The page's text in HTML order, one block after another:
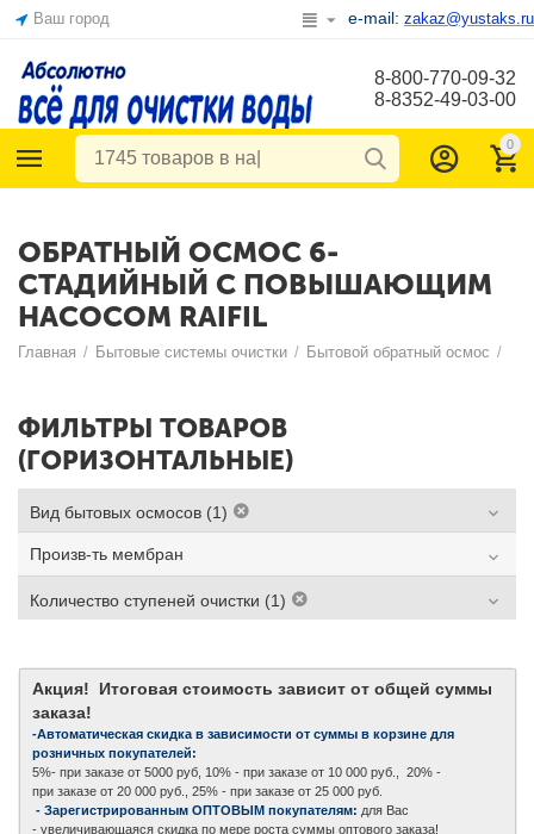
Ваш город e-mail: zakaz@yustaks.ru
8-800-770-09-32
8-8352-49-03-00
0
ОБРАТНЫЙ ОСМОС 6-
СТАДИЙНЫЙ С ПОВЫШАЮЩИМ
НАСОСОМ RAIFIL
Главная / Бытовые системы очистки / Бытовой обратный осмос /
ФИЛЬТРЫ ТОВАРОВ
(ГОРИЗОНТАЛЬНЫЕ)
Вид бытовых осмосов (1)
Произв-ть мембран
Количество ступеней очистки (1)
Акция! Итоговая стоимость зависит от общей суммы
заказа!
-Автоматическая скидка в зависимости от суммы в корзине для
розничных покупателей:
5%- при заказе от 5000 руб, 10% - при заказе от 10 000 руб., 20% -
при заказе от 20 000 руб., 25% - при заказе от 25 000 руб.
- Зарегистрированным ОПТОВЫМ покупателям: для Вас
- увеличивающаяся скидка по мере роста суммы оптового заказа!